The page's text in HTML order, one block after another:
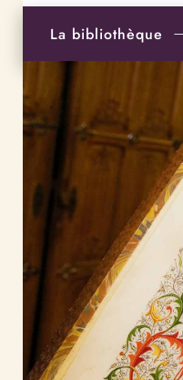
La bibliothèque